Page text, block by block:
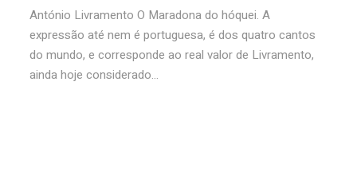
António Livramento O Maradona do hóquei. A
expressão até nem é portuguesa, é dos quatro cantos
do mundo, e corresponde ao real valor de Livramento,
ainda hoje considerado...